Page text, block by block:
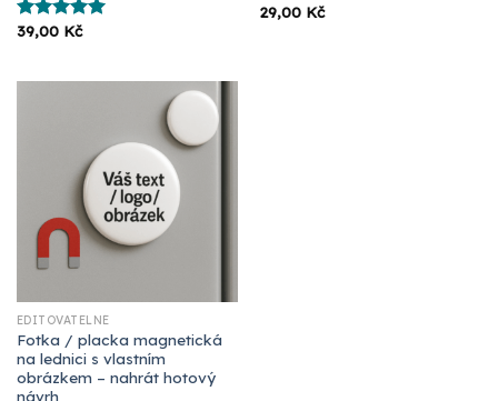
Hodnocení
39,00 Kč
Hodnocení
29,00 Kč
EDITOVATELNÉ
Fotka / placka magnetická
na lednici s vlastním
obrázkem – nahrát hotový
návrh